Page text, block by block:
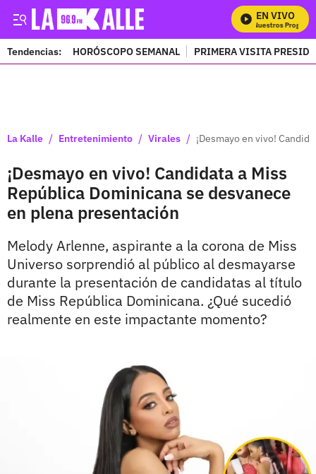
EN VIVO
Mira Todos Nuestros Programas
Tendencias: HORÓSCOPO SEMANAL PRIMERA VISITA
La Kalle / Entretenimiento / Virales / ¡Desmayo en vivo!
¡Desmayo en vivo! Candidata a Miss
República Dominicana se desvanece
en plena presentación
Melody Arlenne, aspirante a la corona de Miss
Universo sorprendió al público al desmayarse
durante la presentación de candidatas al título
de Miss República Dominicana. ¿Qué sucedió
realmente en este impactante momento?